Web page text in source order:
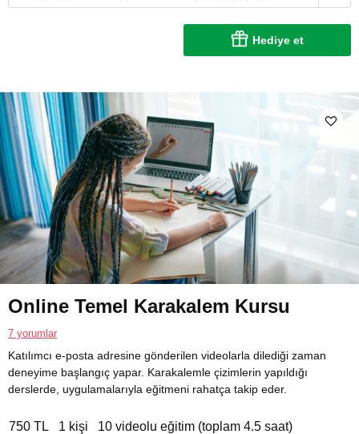
Hediye et
Online Temel Karakalem Kursu
7 yorumlar
Katılımcı e-posta adresine gönderilen videolarla dilediği zaman
deneyime başlangıç yapar. Karakalemle çizimlerin yapıldığı
derslerde, uygulamalarıyla eğitmeni rahatça takip eder.
750 TL 1 kişi 10 videolu eğitim (toplam 4.5 saat)